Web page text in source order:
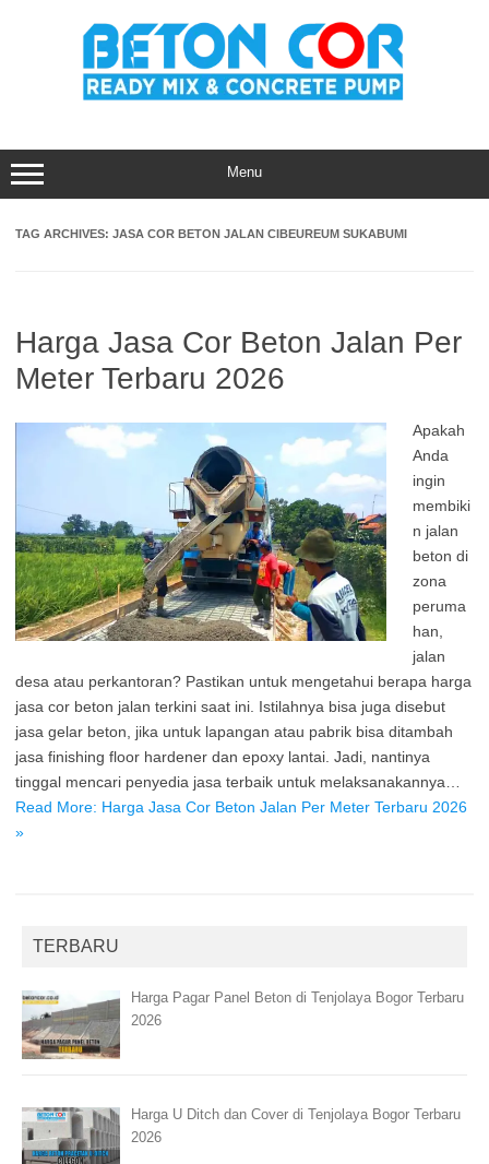
Menu
TAG ARCHIVES: JASA COR BETON JALAN CIBEUREUM SUKABUMI
Harga Jasa Cor Beton Jalan Per
Meter Terbaru 2026
Apakah
Anda
ingin
membiki
n jalan
beton di
zona
peruma
han,
jalan
desa atau perkantoran? Pastikan untuk mengetahui berapa harga
jasa cor beton jalan terkini saat ini. Istilahnya bisa juga disebut
jasa gelar beton, jika untuk lapangan atau pabrik bisa ditambah
jasa finishing floor hardener dan epoxy lantai. Jadi, nantinya
tinggal mencari penyedia jasa terbaik untuk melaksanakannya…
Read More: Harga Jasa Cor Beton Jalan Per Meter Terbaru 2026
»
TERBARU
Harga Pagar Panel Beton di Tenjolaya Bogor Terbaru
2026
Harga U Ditch dan Cover di Tenjolaya Bogor Terbaru
2026